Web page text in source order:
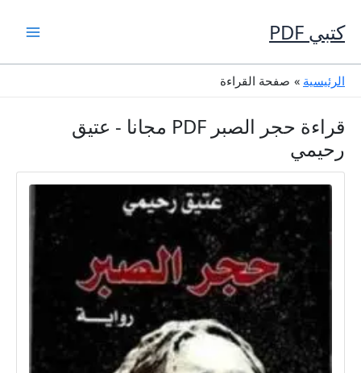
إلى
المحتوى
كتبي PDF
الرئيسية صفحة القراءة
قراءة حجر الصبر PDF مجانا - عتيق
رحيمي